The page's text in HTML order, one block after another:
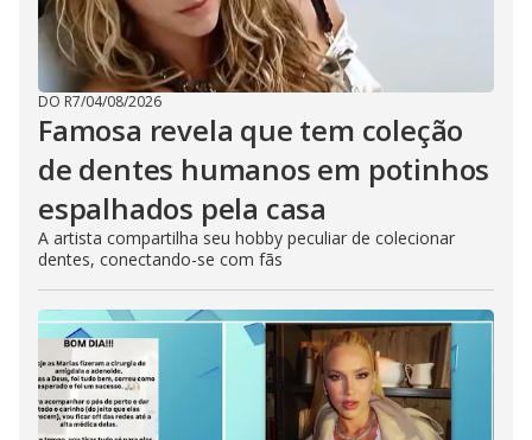
DO R7/04/08/2026
Famosa revela que tem coleção
de dentes humanos em potinhos
espalhados pela casa
A artista compartilha seu hobby peculiar de colecionar
dentes, conectando-se com fãs